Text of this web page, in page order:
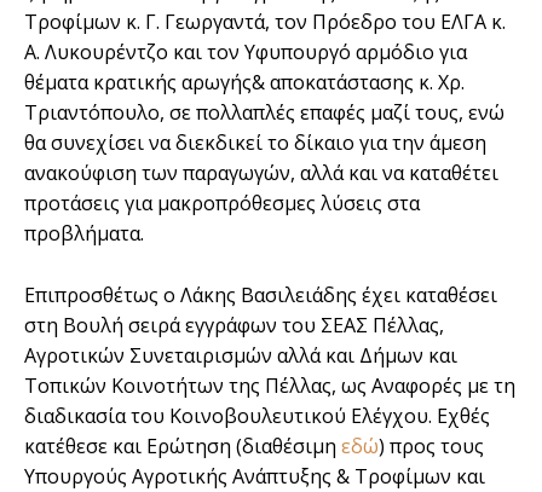
Τροφίμων κ. Γ. Γεωργαντά, τον Πρόεδρο του ΕΛΓΑ κ.
Α. Λυκουρέντζο και τον Υφυπουργό αρμόδιο για
θέματα κρατικής αρωγής& αποκατάστασης κ. Χρ.
Τριαντόπουλο, σε πολλαπλές επαφές μαζί τους, ενώ
θα συνεχίσει να διεκδικεί το δίκαιο για την άμεση
ανακούφιση των παραγωγών, αλλά και να καταθέτει
προτάσεις για μακροπρόθεσμες λύσεις στα
προβλήματα.
Επιπροσθέτως ο Λάκης Βασιλειάδης έχει καταθέσει
στη Βουλή σειρά εγγράφων του ΣΕΑΣ Πέλλας,
Αγροτικών Συνεταιρισμών αλλά και Δήμων και
Τοπικών Κοινοτήτων της Πέλλας, ως Αναφορές με τη
διαδικασία του Κοινοβουλευτικού Ελέγχου. Εχθές
κατέθεσε και Ερώτηση (διαθέσιμη εδώ) προς τους
Υπουργούς Αγροτικής Ανάπτυξης & Τροφίμων και